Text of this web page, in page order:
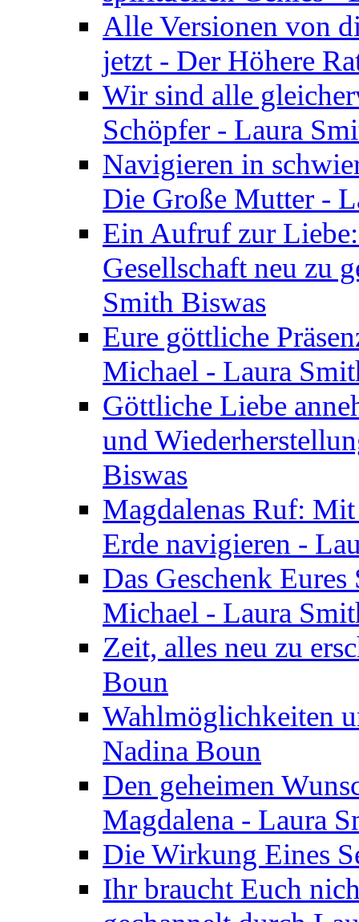
Alle Versionen von
jetzt - Der Höhere
Wir sind alle
Schöpfer - Laura
Navigieren in
Die Große Mutter -
Ein Aufruf zur
Gesellschaft neu zu
Smith Biswas
Eure göttliche
Michael - Laura
Göttliche Liebe
und
Biswas
Magdalenas Ruf:
Erde navigieren -
Das Geschenk
Michael - Laura
Zeit, alles neu zu
Boun
Wahlmöglichkeiten
Nadina Boun
Den geheimen
Magdalena - Laura
Die Wirkung Eines
Ihr braucht Euch